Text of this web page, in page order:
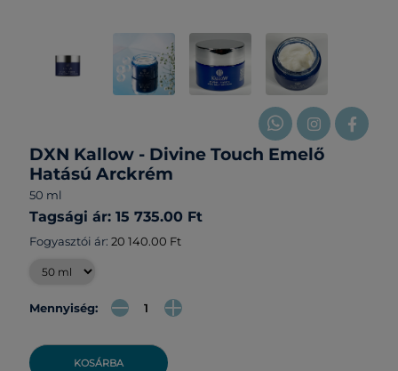
DXN Kallow - Divine Touch Emelő
Hatású Arckrém
50 ml
Tagsági ár: 15 735.00 Ft
Fogyasztói ár: 20 140.00 Ft
Mennyiség:
KOSÁRBA